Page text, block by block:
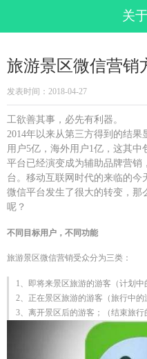
关
旅游景区微信营销
发表时间：2018-04-27
工欲善其事， 必先有利器。
2014年以来从第三方得到的结果
用户5亿，海外用户1亿，这其
平台已经演变成为辅助品牌营销
台。移动互联网时代的来临的今
微信平台发生了很大的转变，那
呢？
不同目标用户，不同功能
旅游景区微信营销受众分为三类：
1、即将来景区旅游的游客（计划中
2、正在景区旅游的游客（旅行中的
3、离开景区后的游客；（结束旅行